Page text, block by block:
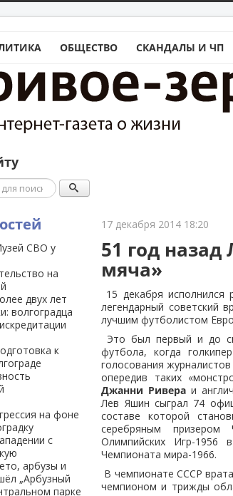
ОБЩЕСТВО СКАНДАЛЫ И ЧП
СВО у
на
двух лет
волгоградца
к
на фоне
с
арбузы и
„Арбузный
парке
17 декабря 2014 18:20
51 год
мяча»
15 декабря
легендарный советский
лучшим футболистом
Это был первый и до
футбола, когда
голосования
опередив таких
Джанни Ривераи
Лев Яшин сыграл 74
составе которой
серебряным призером
Олимпийских Игр-1956
Чемпионата мира-1966.
В чемпионате СССР
чемпионом и трижды